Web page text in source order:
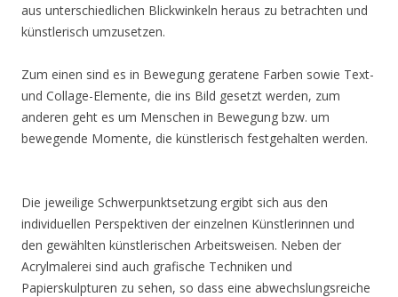
aus unterschiedlichen Blickwinkeln heraus zu betrachten und
künstlerisch umzusetzen.
Zum einen sind es in Bewegung geratene Farben sowie Text-
und Collage-Elemente, die ins Bild gesetzt werden, zum
anderen geht es um Menschen in Bewegung bzw. um
bewegende Momente, die künstlerisch festgehalten werden.
Die jeweilige Schwerpunktsetzung ergibt sich aus den
individuellen Perspektiven der einzelnen Künstlerinnen und
den gewählten künstlerischen Arbeitsweisen. Neben der
Acrylmalerei sind auch grafische Techniken und
Papierskulpturen zu sehen, so dass eine abwechslungsreiche